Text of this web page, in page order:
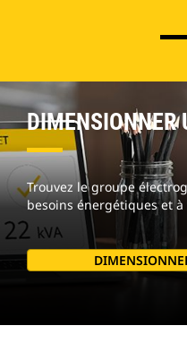
DIMENSIONNER
Trouvez le groupe
besoins énergétiques et